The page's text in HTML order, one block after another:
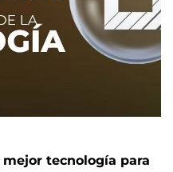
tecnología para